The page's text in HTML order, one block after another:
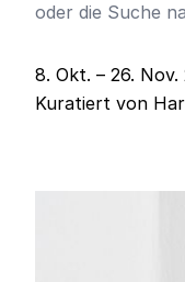
oder die Suche
8. Okt. – 26.
Kuratiert von